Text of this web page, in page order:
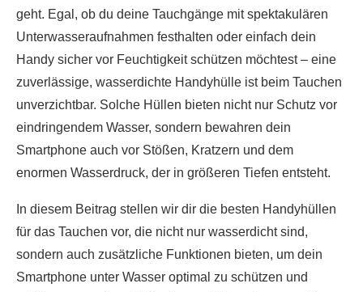
geht. Egal, ob du deine Tauchgänge mit spektakulären
Unterwasseraufnahmen festhalten oder einfach dein
Handy sicher vor Feuchtigkeit schützen möchtest – eine
zuverlässige, wasserdichte Handyhülle ist beim Tauchen
unverzichtbar. Solche Hüllen bieten nicht nur Schutz vor
eindringendem Wasser, sondern bewahren dein
Smartphone auch vor Stößen, Kratzern und dem
enormen Wasserdruck, der in größeren Tiefen entsteht.
In diesem Beitrag stellen wir dir die besten Handyhüllen
für das Tauchen vor, die nicht nur wasserdicht sind,
sondern auch zusätzliche Funktionen bieten, um dein
Smartphone unter Wasser optimal zu schützen und